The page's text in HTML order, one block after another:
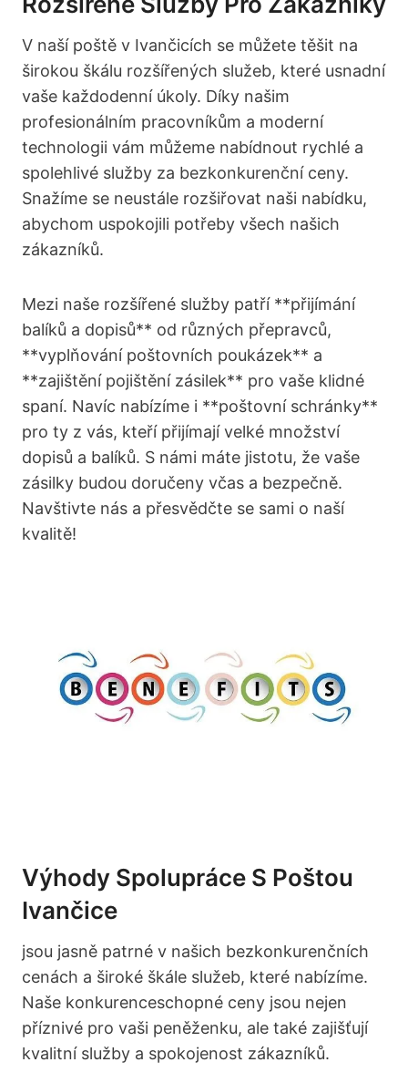
V naší poště v Ivančicích se můžete těšit na
širokou škálu rozšířených služeb, které usnadní
vaše každodenní úkoly. Díky našim
profesionálním pracovníkům a moderní
technologii vám můžeme nabídnout rychlé a
spolehlivé služby za bezkonkurenční ceny.
Snažíme se neustále rozšiřovat naši nabídku,
abychom uspokojili potřeby všech našich
zákazníků.
Mezi naše rozšířené služby patří **přijímání
balíků a dopisů** od různých přepravců,
**vyplňování poštovních poukázek** a
**zajištění pojištění zásilek** pro vaše klidné
spaní. Navíc nabízíme i **poštovní schránky**
pro ty z vás, kteří přijímají velké množství
dopisů a balíků. S námi máte jistotu, že vaše
zásilky budou doručeny včas a bezpečně.
Navštivte nás a přesvědčte se sami o naší
kvalitě!
Výhody Spolupráce S Poštou
Ivančice
jsou jasně patrné v našich bezkonkurenčních
cenách a široké škále služeb, které nabízíme.
Naše konkurenceschopné ceny jsou nejen
příznivé pro vaši peněženku, ale také zajišťují
kvalitní služby a spokojenost zákazníků.